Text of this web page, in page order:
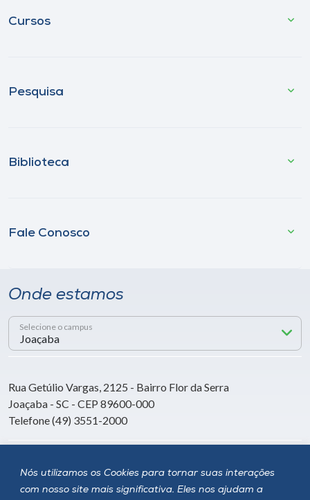
Nós utilizamos os Cookies para tornar suas interações
com nosso site mais significativa. Eles nos ajudam a
Cursos
Pesquisa
Biblioteca
Fale Conosco
Onde estamos
Selecione o campus
Rua Getúlio Vargas, 2125 - Bairro Flor da Serra
Joaçaba - SC - CEP 89600-000
Telefone (49) 3551-2000
Siga a Unoesc